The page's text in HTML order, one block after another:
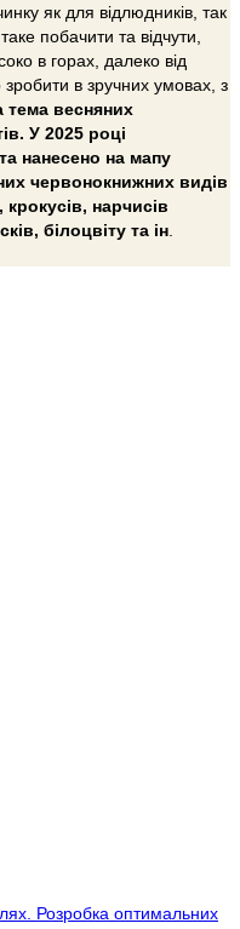
як для відлюдників, так
побачити та відчути,
в горах, далеко від
в зручних умовах, з
тема весняних
У 2025 році
нанесено на мапу
червонокнижних видів
нарчисів
білоцвіту та ін
Розробка оптимальних